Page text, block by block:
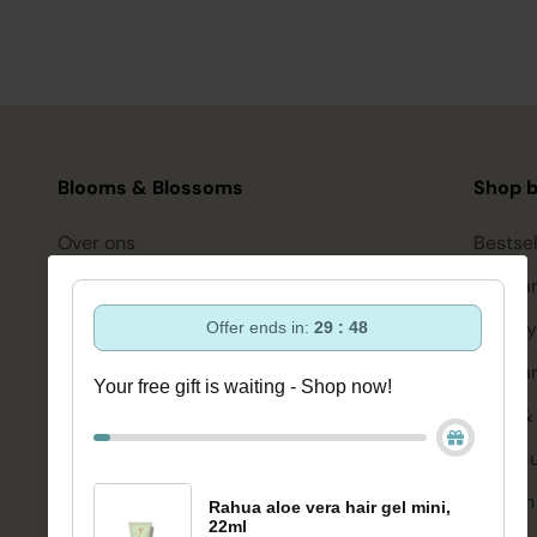
Blooms & Blossoms
Over ons
Ondersteuning en advies via:
088-6063800
ma-vr 08:30 - 16:45 uur
Of via onscontactformulier
Shop
Bath
Welzijn
Offer ends in:29 : 48
Your free gift is waiting - Shop now!
Rahua aloe vera hair gel mini,
22ml